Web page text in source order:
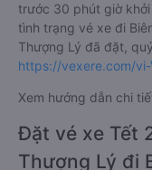
trước 30 phút giờ
tình trạng vé xe đi
Thượng Lý đã đặt,
https://vexere.com/
Xem hướng dẫn chi
Đặt vé xe Tết
Thượng Lý đi